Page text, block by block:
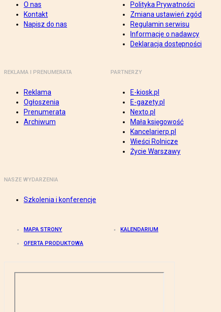
O nas
Kontakt
Napisz do nas
Polityka Prywatności
Zmiana ustawień zgód
Regulamin serwisu
Informacje o nadawcy
Deklaracja dostępności
REKLAMA I PRENUMERATA
Reklama
Ogłoszenia
Prenumerata
Archiwum
PARTNERZY
E-kiosk.pl
E-gazety.pl
Nexto.pl
Mała księgowość
Kancelarierp.pl
Wieści Rolnicze
Życie Warszawy
NASZE WYDARZENIA
Szkolenia i konferencje
MAPA STRONY KALENDARIUM
OFERTA PRODUKTOWA